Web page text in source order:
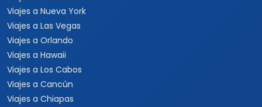
Viajes a Nueva York
Viajes a Las Vegas
Viajes a Orlando
Viajes a Hawaii
Viajes a Los Cabos
Viajes a Cancún
Viajes a Chiapas